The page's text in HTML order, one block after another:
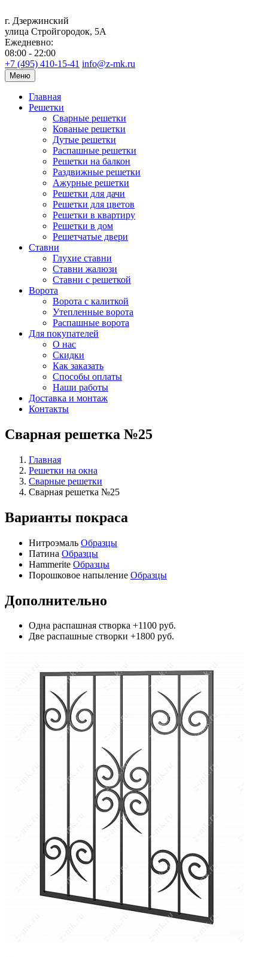
г. Дзержинский
улица Стройгородок, 5А
Ежедневно:
08:00 - 22:00
+7 (495) 410-15-41 info@z-mk.ru
Меню
Главная
Решетки
Сварные решетки
Кованые решетки
Дутые решетки
Распашные решетки
Решетки на балкон
Раздвижные решетки
Ажурные решетки
Решетки для дачи
Решетки для цветов
Решетки в квартиру
Решетки в дом
Решетчатые двери
Ставни
Глухие ставни
Ставни жалюзи
Ставни с решеткой
Ворота
Ворота с калиткой
Утепленные ворота
Распашные ворота
Для покупателей
О нас
Скидки
Как заказать
Способы оплаты
Наши работы
Доставка и монтаж
Контакты
Сварная решетка №25
Главная
Решетки на окна
Сварные решетки
Сварная решетка №25
Варианты покраса
Нитроэмаль Образцы
Патина Образцы
Hammerite Образцы
Порошковое напыление Образцы
Дополнительно
Одна распашная створка +1100 руб.
Две распашные створки +1800 руб.